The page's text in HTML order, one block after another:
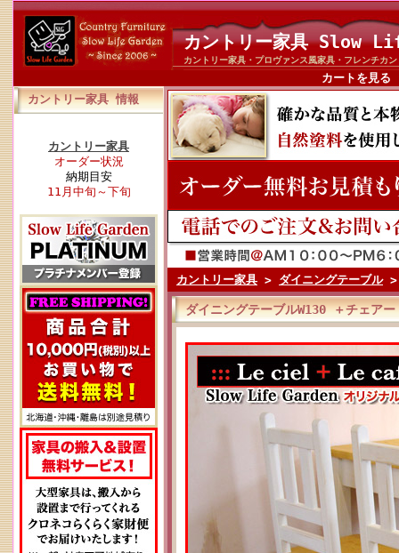
カントリー家具 Slow
カントリー家具・プロヴァンス風家具・フレンチカ
カートを見る
カントリー家具 情報
カントリー家具
オーダー状況
納期目安
11月中旬～下旬
カントリー家具 > ダイニングテーブル
ダイニングテーブルW130 ＋チェ